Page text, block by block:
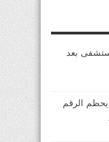
بعد
الرقم